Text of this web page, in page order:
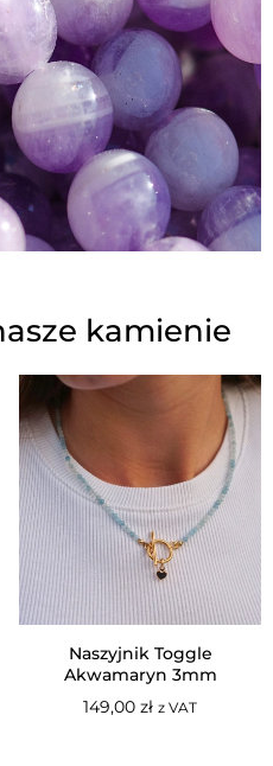
kamienie
Naszyjnik Toggle
Akwamaryn 3mm
149,00 zł z VAT